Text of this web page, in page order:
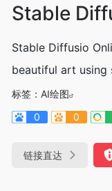
Stable
Stable Diffusio
beautiful art using
标签： AI绘图
0
0
链接直达